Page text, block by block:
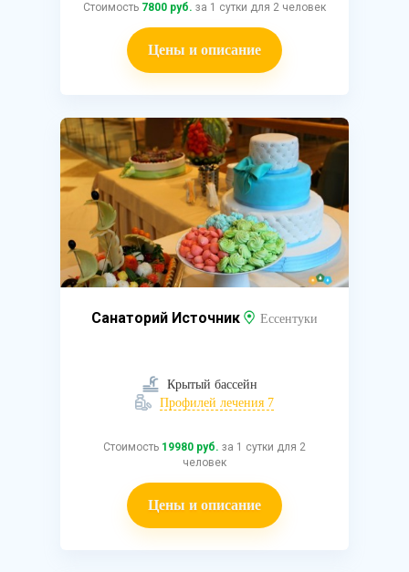
Стоимость 7800 руб. за 1 сутки для 2 человек
Цены и описание
Санаторий Источник Ессентуки
Крытый бассейн
Профилей лечения 7
Стоимость 19980 руб. за 1 сутки для 2
человек
Цены и описание